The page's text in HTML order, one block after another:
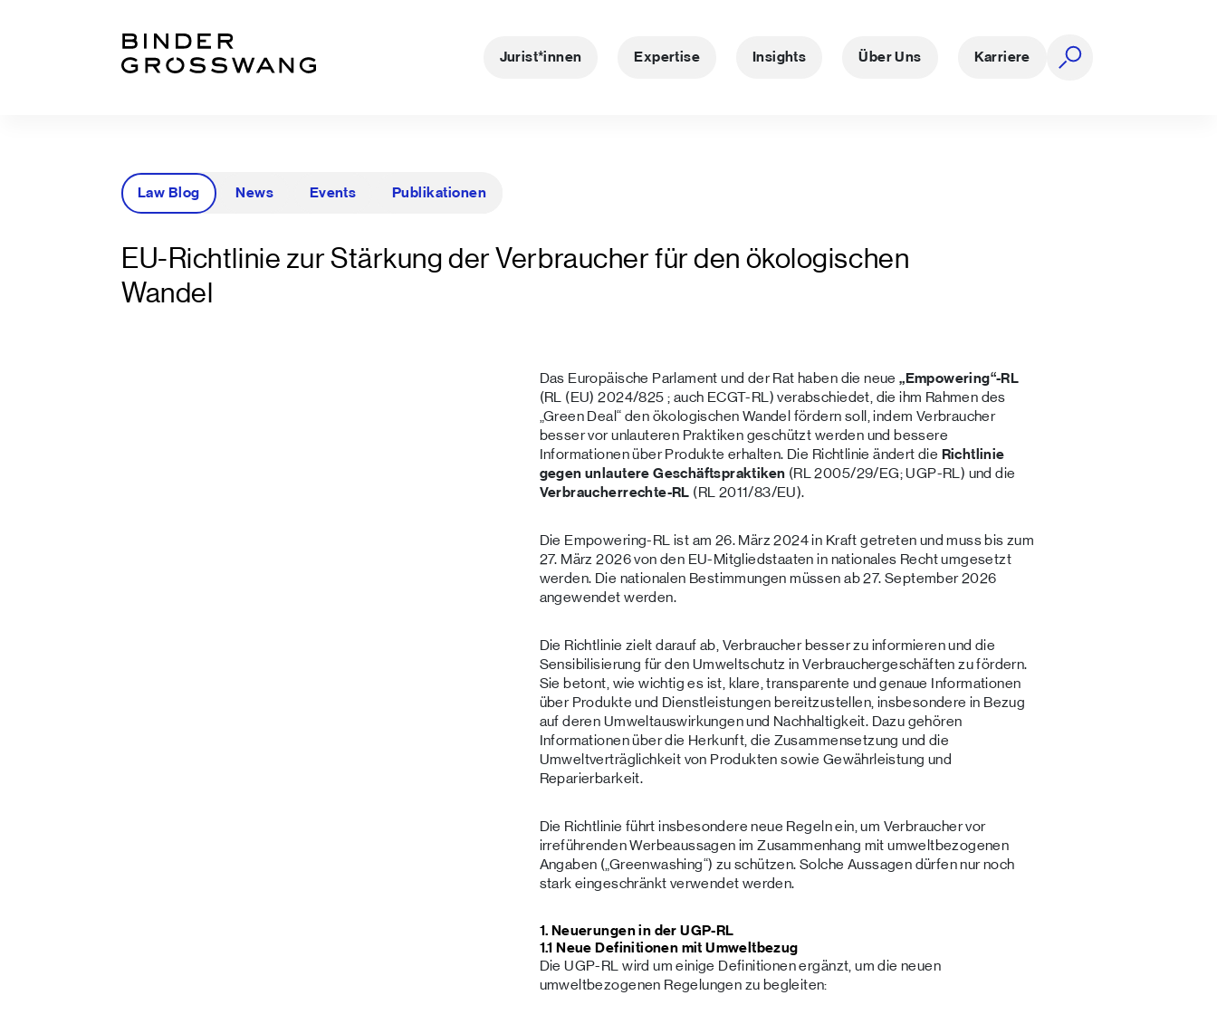
Jurist*innen Expertise Insights Über Uns Karriere
Law Blog News Events Publikationen
EU-Richtlinie zur Stärkung der Verbraucher für den ökologischen
Wandel
Das Europäische Parlament und der Rat haben die neue„Empowering“-RL
(RL (EU) 2024/825 ; auch ECGT-RL) verabschiedet, die ihm Rahmen des
„Green Deal“ den ökologischen Wandel fördern soll, indem Verbraucher
besser vor unlauteren Praktiken geschützt werden und bessere
Informationen über Produkte erhalten. Die Richtlinie ändert die Richtlinie
gegen unlautere Geschäftspraktiken (RL 2005/29/EG; UGP-RL) und die
Verbraucherrechte-RL (RL 2011/83/EU).
Die Empowering-RL ist am 26. März 2024 in Kraft getreten und muss bis zum
27. März 2026 von den EU-Mitgliedstaaten in nationales Recht umgesetzt
werden. Die nationalen Bestimmungen müssen ab 27. September 2026
angewendet werden.
Die Richtlinie zielt darauf ab, Verbraucher besser zu informieren und die
Sensibilisierung für den Umweltschutz in Verbrauchergeschäften zu fördern.
Sie betont, wie wichtig es ist, klare, transparente und genaue Informationen
über Produkte und Dienstleistungen bereitzustellen, insbesondere in Bezug
auf deren Umweltauswirkungen und Nachhaltigkeit. Dazu gehören
Informationen über die Herkunft, die Zusammensetzung und die
Umweltverträglichkeit von Produkten sowie Gewährleistung und
Reparierbarkeit.
Die Richtlinie führt insbesondere neue Regeln ein, um Verbraucher vor
irreführenden Werbeaussagen im Zusammenhang mit umweltbezogenen
Angaben („Greenwashing“) zu schützen. Solche Aussagen dürfen nur noch
stark eingeschränkt verwendet werden.
1. Neuerungen in der UGP-RL
1.1 Neue Definitionen mit Umweltbezug
Die UGP-RL wird um einige Definitionen ergänzt, um die neuen
umweltbezogenen Regelungen zu begleiten: